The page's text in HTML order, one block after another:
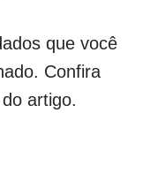
que você
Confira
artigo.